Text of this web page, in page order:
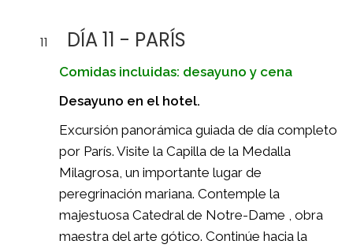
11 DÍA 11 - PARÍS
Comidas incluidas: desayuno y cena
Desayuno en el hotel.
Excursión panorámica guiada de día completo
por París. Visite la Capilla de la Medalla
Milagrosa, un importante lugar de
peregrinación mariana. Contemple la
majestuosa Catedral de Notre-Dame , obra
maestra del arte gótico. Continúe hacia la